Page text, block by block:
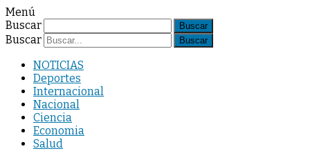
Menú
Buscar
Buscar
NOTICIAS
Deportes
Internacional
Nacional
Ciencia
Economia
Salud